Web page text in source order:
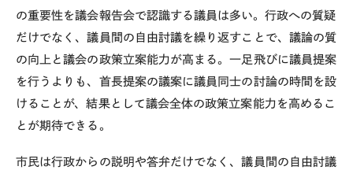
の重要性を議会報告会で認識する議員は多い。行政への質疑
だけでなく、議員間の自由討議を繰り返すことで、議論の質
の向上と議会の政策立案能力が高まる。一足飛びに議員提案
を行うよりも、首長提案の議案に議員同士の討論の時間を設
けることが、結果として議会全体の政策立案能力を高めるこ
とが期待できる。
市民は行政からの説明や答弁だけでなく、議員間の自由討議